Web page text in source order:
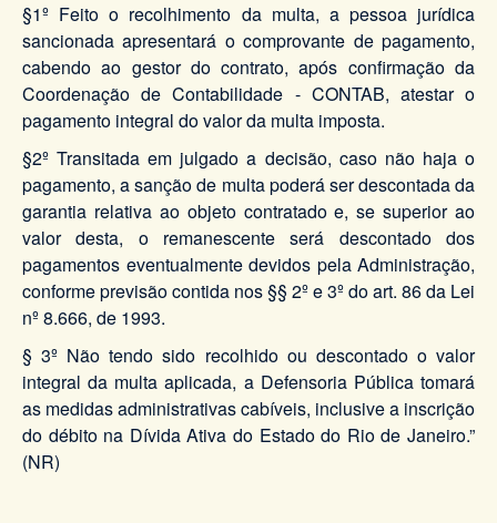
§1º Feito o recolhimento da multa, a pessoa jurídica
sancionada apresentará o comprovante de pagamento,
cabendo ao gestor do contrato, após confirmação da
Coordenação de Contabilidade - CONTAB, atestar o
pagamento integral do valor da multa imposta.
§2º Transitada em julgado a decisão, caso não haja o
pagamento, a sanção de multa poderá ser descontada da
garantia relativa ao objeto contratado e, se superior ao
valor desta, o remanescente será descontado dos
pagamentos eventualmente devidos pela Administração,
conforme previsão contida nos §§ 2º e 3º do art. 86 da Lei
nº 8.666, de 1993.
§ 3º Não tendo sido recolhido ou descontado o valor
integral da multa aplicada, a Defensoria Pública tomará
as medidas administrativas cabíveis, inclusive a inscrição
do débito na Dívida Ativa do Estado do Rio de Janeiro.”
(NR)